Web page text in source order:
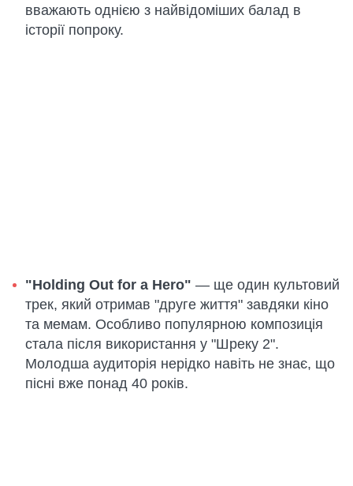
вважають однією з найвідоміших балад в
історії попроку.
"Holding Out for a Hero" — ще один культовий
трек, який отримав "друге життя" завдяки кіно
та мемам. Особливо популярною композиція
стала після використання у "Шреку 2".
Молодша аудиторія нерідко навіть не знає, що
пісні вже понад 40 років.